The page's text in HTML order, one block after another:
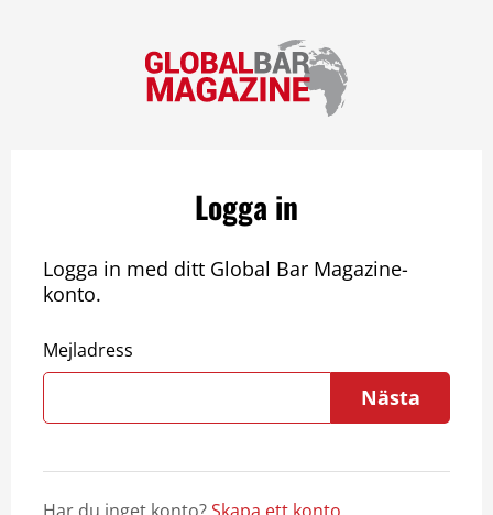
Logga in
Logga in med ditt Global Bar Magazine-
konto.
Mejladress
Nästa